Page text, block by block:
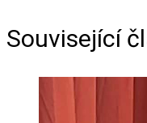
Související